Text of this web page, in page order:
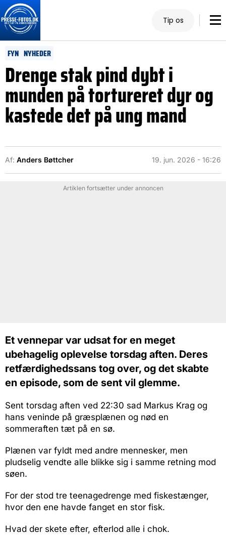
Tip os
FYN NYHEDER
Drenge stak pind dybt i
munden på tortureret dyr og
kastede det på ung mand
Af: Anders Bøttcher 19. jun. 2026 - 16:26
Artiklen fortsætter under annoncen
Et vennepar var udsat for en meget
ubehagelig oplevelse torsdag aften. Deres
retfærdighedssans tog over, og det skabte
en episode, som de sent vil glemme.
Sent torsdag aften ved 22:30 sad Markus Krag og
hans veninde på græsplænen og nød en
sommeraften tæt på en sø.
Plænen var fyldt med andre mennesker, men
pludselig vendte alle blikke sig i samme retning mod
søen.
For der stod tre teenagedrenge med fiskestænger,
hvor den ene havde fanget en stor fisk.
Hvad der skete efter, efterlod alle i chok.